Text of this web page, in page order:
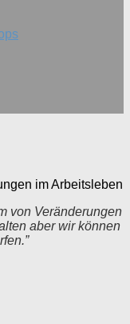
von Veränderungen
aber wir können